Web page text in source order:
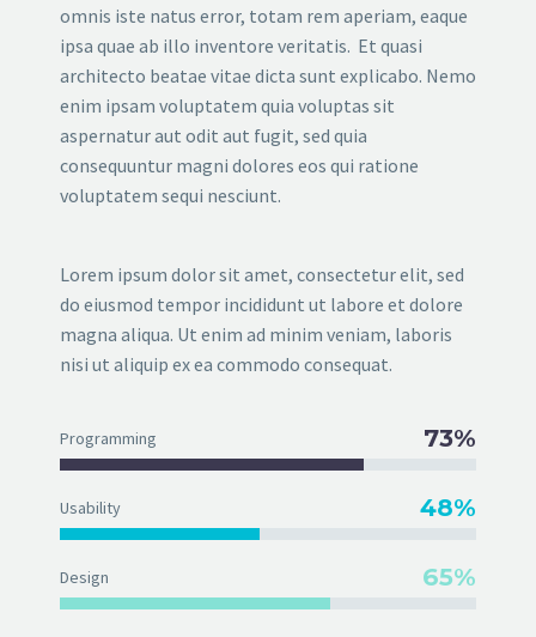
omnis iste natus error, totam rem aperiam, eaque
ipsa quae ab illo inventore veritatis. Et quasi
architecto beatae vitae dicta sunt explicabo. Nemo
enim ipsam voluptatem quia voluptas sit
aspernatur aut odit aut fugit, sed quia
consequuntur magni dolores eos qui ratione
voluptatem sequi nesciunt.
Lorem ipsum dolor sit amet, consectetur elit, sed
do eiusmod tempor incididunt ut labore et dolore
magna aliqua. Ut enim ad minim veniam, laboris
nisi ut aliquip ex ea commodo consequat.
Programming 73%
Usability 48%
Design 65%